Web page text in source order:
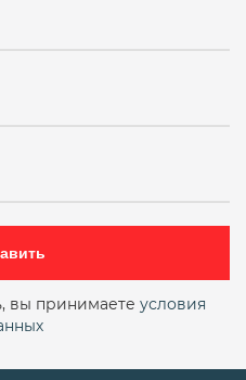
вы принимаете условия